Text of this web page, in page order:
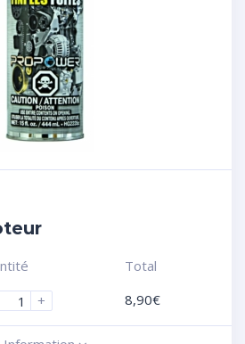
+
Total
8,90€